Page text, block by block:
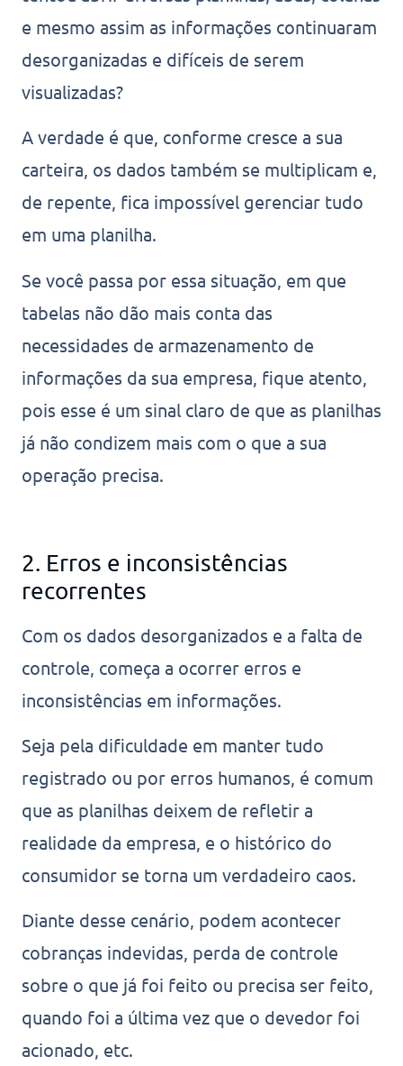
e mesmo assim as informações continuaram
desorganizadas e difíceis de serem
visualizadas?
A verdade é que, conforme cresce a sua
carteira, os dados também se multiplicam e,
de repente, fica impossível gerenciar tudo
em uma planilha.
Se você passa por essa situação, em que
tabelas não dão mais conta das
necessidades de armazenamento de
informações da sua empresa, fique atento,
pois esse é um sinal claro de que as planilhas
já não condizem mais com o que a sua
operação precisa.
2. Erros e inconsistências
recorrentes
Com os dados desorganizados e a falta de
controle, começa a ocorrer erros e
inconsistências em informações.
Seja pela dificuldade em manter tudo
registrado ou por erros humanos, é comum
que as planilhas deixem de refletir a
realidade da empresa, e o histórico do
consumidor se torna um verdadeiro caos.
Diante desse cenário, podem acontecer
cobranças indevidas, perda de controle
sobre o que já foi feito ou precisa ser feito,
quando foi a última vez que o devedor foi
acionado, etc.